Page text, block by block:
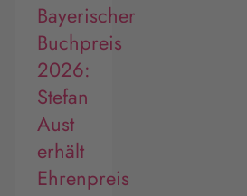
Bayerischer
Buchpreis
2026:
Stefan
Aust
erhält
Ehrenpreis